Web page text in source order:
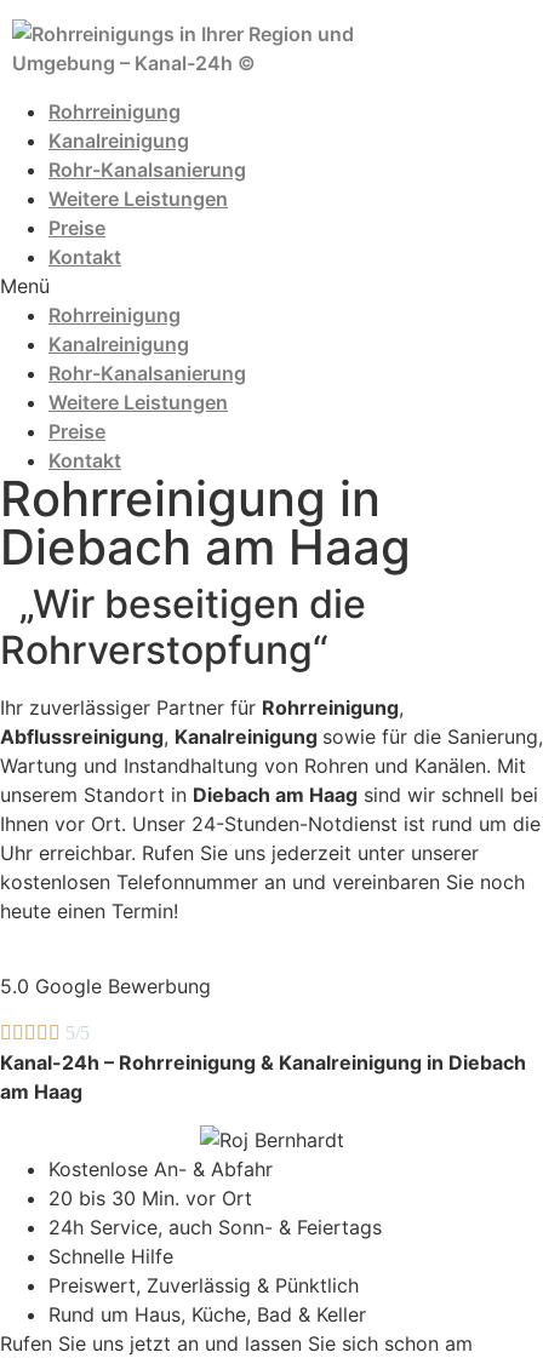
Zum
Inhalt
wechseln
Rohrreinigung
Kanalreinigung
Rohr-Kanalsanierung
Weitere Leistungen
Preise
Kontakt
Menü
Rohrreinigung
Kanalreinigung
Rohr-Kanalsanierung
Weitere Leistungen
Preise
Kontakt
Rohrreinigung in
Diebach am Haag
„Wir beseitigen die
Rohrverstopfung“
Ihr zuverlässiger Partner für Rohrreinigung,
Abflussreinigung, Kanalreinigung sowie für die Sanierung,
Wartung und Instandhaltung von Rohren und Kanälen. Mit
unserem Standort in Diebach am Haag sind wir schnell bei
Ihnen vor Ort. Unser 24-Stunden-Notdienst ist rund um die
Uhr erreichbar. Rufen Sie uns jederzeit unter unserer
kostenlosen Telefonnummer an und vereinbaren Sie noch
heute einen Termin!
5.0 Google Bewerbung
     5/5
Kanal-24h – Rohrreinigung & Kanalreinigung in Diebach
am Haag
Kostenlose An- & Abfahr
20 bis 30 Min. vor Ort
24h Service, auch Sonn- & Feiertags
Schnelle Hilfe
Preiswert, Zuverlässig & Pünktlich
Rund um Haus, Küche, Bad & Keller
Rufen Sie uns jetzt an und lassen Sie sich schon am